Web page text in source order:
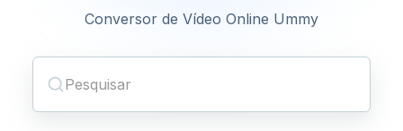
Conversor de Vídeo Online Ummy